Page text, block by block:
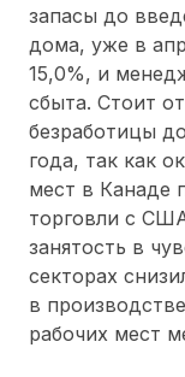
запасы до
дома, уже в
15,0%, и
сбыта. Стоит
безработицы
года, так как
мест в Канаде
торговли с
занятость в
секторах
в
рабочих мест